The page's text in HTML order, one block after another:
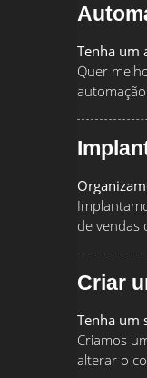
Tenha um
Quer
de vendas
Criar
Tenha um
Criamos
alterar o